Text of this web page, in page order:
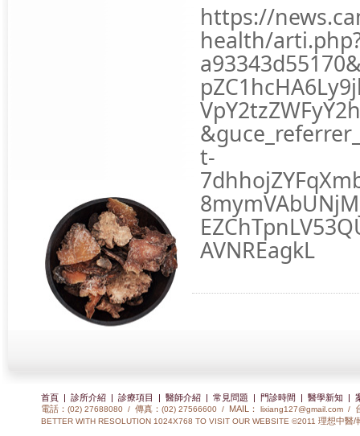
https://
health/
t-
AVNREagkL
首頁| 診所介紹| 診療項目 | 醫師介紹| 常見問題 | 門診時間 | 醫學新知 |
電話： (02) 27688080 / 傳真： (02) 27566600 / MAIL： lixiang127@gmail.com /
BETTER WITH RESOLUTION 1024X768 TO VISIT OUR WEBSITE ©2011 理想中醫/